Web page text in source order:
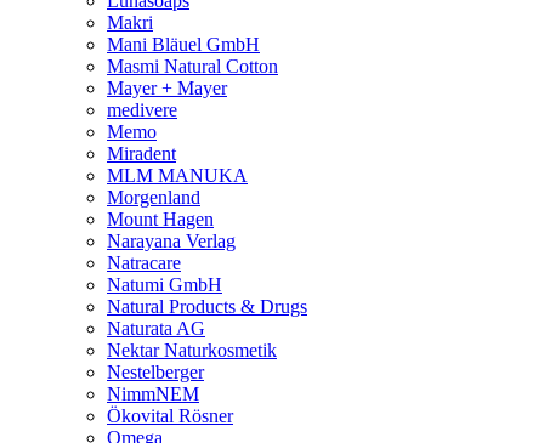
Makri
Mani Bläuel GmbH
Masmi Natural Cotton
Mayer + Mayer
medivere
Memo
Miradent
MLM MANUKA
Morgenland
Mount Hagen
Narayana Verlag
Natracare
Natumi GmbH
Natural Products & Drugs
Naturata AG
Nektar Naturkosmetik
Nestelberger
NimmNEM
Ökovital Rösner
Omega